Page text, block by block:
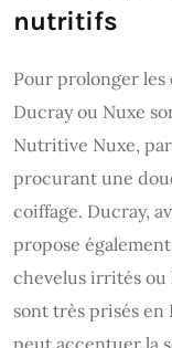
nutritifs
Pour prolonger les
Ducray ou Nuxe
Nutritive Nuxe,
procurant une
coiffage. Ducray,
propose
chevelus irrités ou
sont très prisés
peut accentuer la